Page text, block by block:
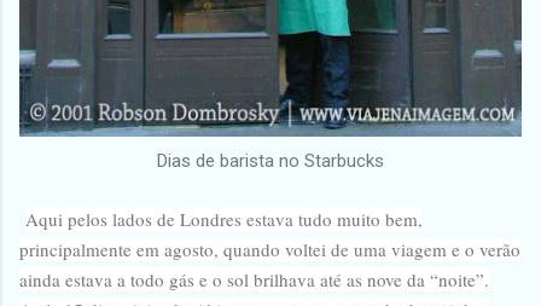
Dias de barista no Starbucks
Aqui pelos lados de Londres estava tudo muito bem,
principalmente em agosto, quando voltei de uma viagem e o verão
ainda estava a todo gás e o sol brilhava até as nove da “noite”.